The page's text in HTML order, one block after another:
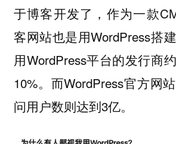
于博客开发了，作为一款
客网站也是用WordPress搭
用WordPress平台的发行商
10%。而WordPress官方网
问用户数则达到3亿。